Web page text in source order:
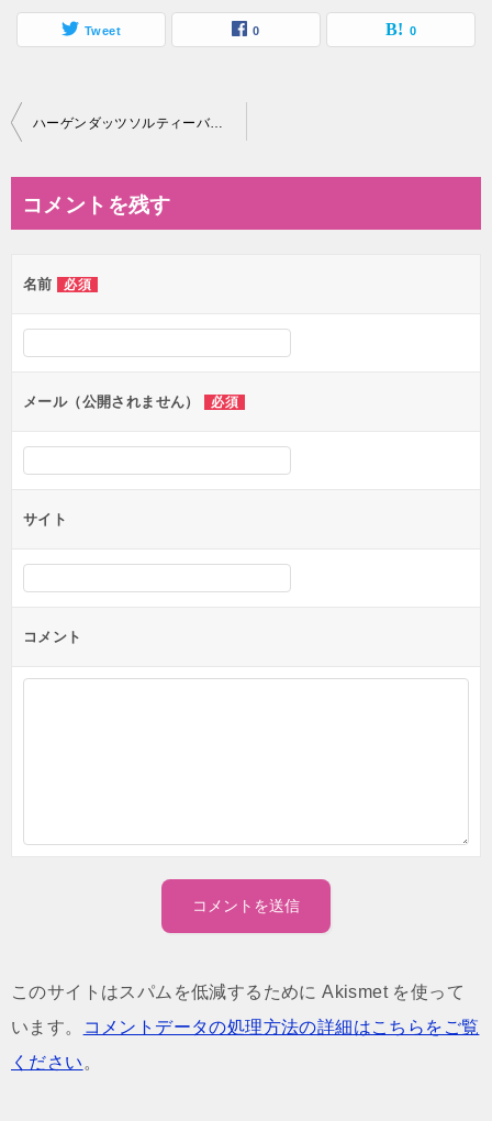
Tweet 0 0
投
ビ
ー
シ
ン
ハーゲンダッツソルティーバタービスケット/船の博物館～ナッチャンWorld
コメントを残す
名前 必須
メール（公開されません） 必須
サイト
コメント
このサイトはスパムを低減するために Akismet を使って
います。
コメントデータの処理方法の詳細はこちらをご覧
ください 。